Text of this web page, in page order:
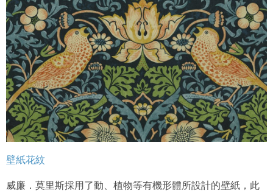
壁紙花紋
威廉．莫里斯採用了動、植物等有機形體所設計的壁紙，此